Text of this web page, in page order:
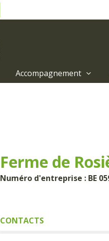
Accompagnement
Ferme de
Numéro d'entreprise : BE
CONTACTS